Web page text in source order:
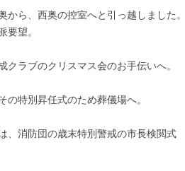
ら、西奥の控室へと引っ越しました。
要望。
ラブのクリスマス会のお手伝いへ。
特別昇任式のため葬儀場へ。
消防団の歳末特別警戒の市長検閲式